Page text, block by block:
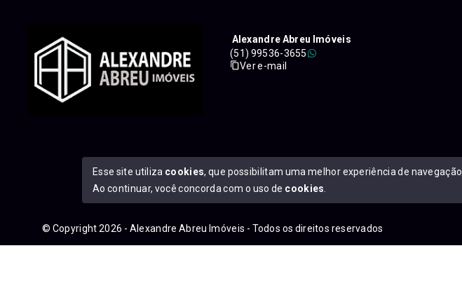
Alexandre Abreu Imóveis
(51) 99536-3655
Ver e-mail
© Copyright 2026 - Alexandre Abreu Imóveis - Todos os direitos reservados
Esse site utiliza cookies, que possibilitam uma melhor experiência de navegação.
Ao continuar, você concorda com o uso de cookies